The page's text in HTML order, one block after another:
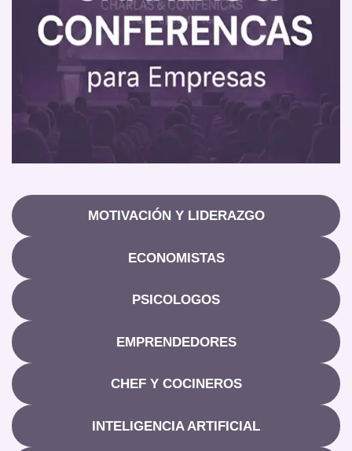
MOTIVACIÓN Y LIDERAZGO
ECONOMISTAS
PSICOLOGOS
EMPRENDEDORES
CHEF Y COCINEROS
INTELIGENCIA ARTIFICIAL